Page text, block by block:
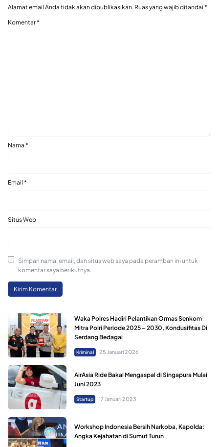
Alamat email Anda tidak akan dipublikasikan. Ruas yang wajib ditandai *
Komentar*
Nama *
Email *
Situs Web
Simpan nama, email, dan situs web saya pada peramban ini untuk
komentar saya berikutnya.
Waka Polres Hadiri Pelantikan Ormas Senkom
Mitra Polri Periode 2025 – 2030, Kondusifitas Di
Serdang Bedagai
Kriminal 25 Januari 2026
AirAsia Ride Bakal Mengaspal di Singapura Mulai
Juni 2023
Startup 17 Januari 2023
Workshop Indonesia Bersih Narkoba, Kapolda:
Angka Kejahatan di Sumut Turun